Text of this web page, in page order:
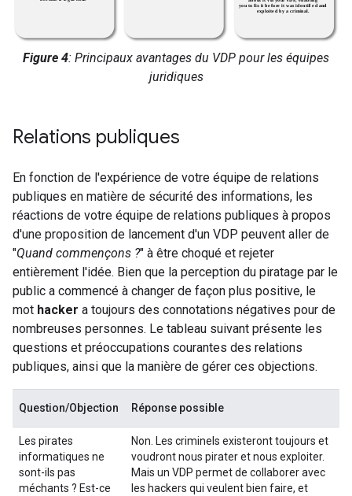
Figure 4: Principaux avantages du VDP pour les équipes
juridiques
Relations publiques
En fonction de l'expérience de votre équipe de relations
publiques en matière de sécurité des informations, les
réactions de votre équipe de relations publiques à propos
d'une proposition de lancement d'un VDP peuvent aller de
"Quand commençons ?" à être choqué et rejeter
entièrement l'idée. Bien que la perception du piratage par le
public a commencé à changer de façon plus positive, le
mot hacker a toujours des connotations négatives pour de
nombreuses personnes. Le tableau suivant présente les
questions et préoccupations courantes des relations
publiques, ainsi que la manière de gérer ces objections.
Question/Objection Réponse possible
Les pirates
informatiques ne
sont-ils pas
méchants ? Est-ce
Non. Les criminels existeront toujours et
voudront nous pirater et nous exploiter.
Mais un VDP permet de collaborer avec
les hackers qui veulent bien faire, et